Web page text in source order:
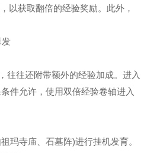
以获取翻倍的经验奖励。此外，
往还附带额外的经验加成。进入
件允许，使用双倍经验卷轴进入
寺庙、石墓阵)进行挂机发育。